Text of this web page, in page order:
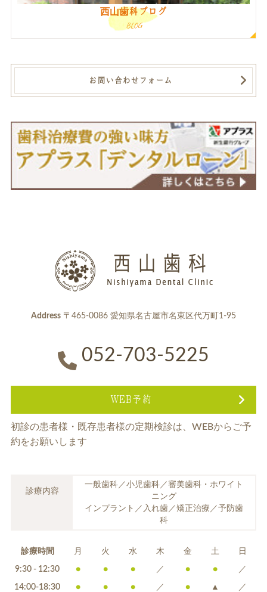
西山歯科ブログ
BLOG
お問い合わせフォーム
Address 〒465-0086 愛知県名古屋市名東区代万町1-95
052-703-5225
WEB予約
初診の患者様・既存患者様の定期検診は、 WEBからご予
約をお願いします
診療内容
一般歯科／小児歯科／審美歯科・ホワイト
ニング
インプラント／入れ歯／矯正治療／予防歯
科
診療時間 月 火 水 木 金 土 日
9:30 - 12:30 ● ● ● ／ ● ● ／
14:00-18:30 ● ● ● ／ ● ▲ ／